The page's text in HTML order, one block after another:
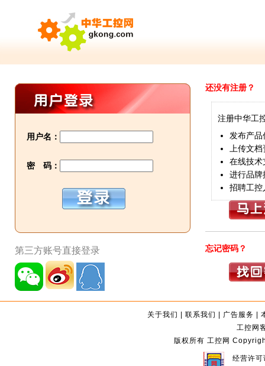
用户名：
密 码：
第三方账号直接登录
还没有注册？
注册中华工
发布产品
上传文档
在线技术
进行品牌
招聘工控
忘记密码？
关于我们 |联系我们 | 广告服务 |
工控网
版权所有 工控网
经营许